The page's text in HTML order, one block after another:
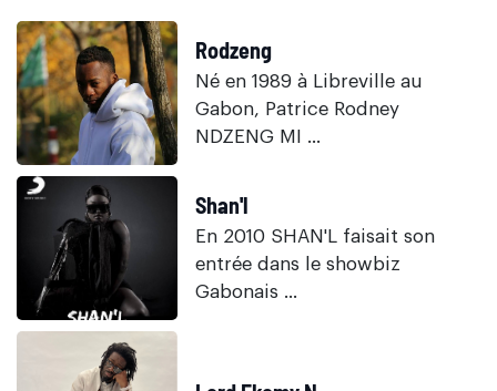
Rodzeng
Né en 1989 à Libreville au
Gabon, Patrice Rodney
NDZENG MI ...
Shan'l
En 2010 SHAN'L faisait son
entrée dans le showbiz
Gabonais ...